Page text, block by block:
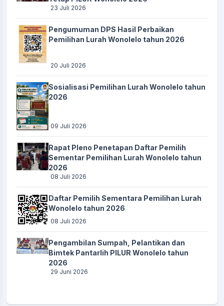
Muskal tentang Penetapan APBKal Tahun 2025
Waktu
21 Oktober 2025 12:30:00
Lokasi
:
Pendopo
Koordinator
Peringatan Hari Santri Rantig Wonolelo
Waktu
:
25 Oktober 2025 11:36:29
Lokasi
Koordinator
FGD Penyusunan dan Penetapan Standart Pelayanan
Waktu
:
29 Oktober 2025 19:30:00
Lokasi
PENYALURAN BLT DD BULAN NOVEMBER
Waktu
Lokasi
:
Pendopo
Koordinator
LUTHFI AMANI
PENYULUHAN HUKUM
23 Juli 2026
Pengumuman DPS Hasil Perbaikan
Pemilihan Lurah Wonolelo tahun 2026
20 Juli 2026
Sosialisasi Pemilihan Lurah Wonolelo tahun
2026
09 Juli 2026
Rapat Pleno Penetapan Daftar Pemilih
Sementar Pemilihan Lurah Wonolelo tahun
2026
08 Juli 2026
Daftar Pemilih Sementara Pemilihan Lurah
Wonolelo tahun 2026
08 Juli 2026
Pengambilan Sumpah, Pelantikan dan
Bimtek Pantarlih PILUR Wonolelo tahun
2026
29 Juni 2026